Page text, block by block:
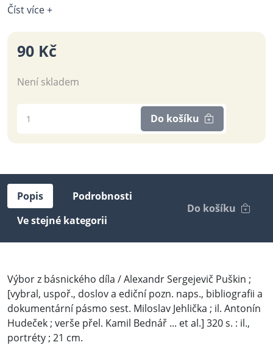
Číst více +
90 Kč
Není skladem
Do košíku
Popis
Podrobnosti
Ve stejné kategorii
Do košíku
Výbor z básnického díla / Alexandr Sergejevič Puškin ;
[vybral, uspoř., doslov a ediční pozn. naps., bibliografii a
dokumentární pásmo sest. Miloslav Jehlička ; il. Antonín
Hudeček ; verše přel. Kamil Bednář ... et al.] 320 s. : il.,
portréty ; 21 cm.